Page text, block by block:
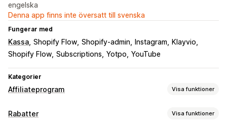
engelska
Denna app finns inte översatt till svenska
Fungerar med
Kassa Shopify Flow Shopify-admin Instagram
Klayvio
Shopify Flow Subscriptions Yotpo YouTube
Kategorier
Affiliateprogram Visa funktioner
Provisionsalternativ
Rabatter Visa funktioner